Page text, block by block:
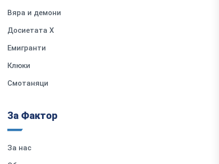
Вяра и демони
Досиетата Х
Емигранти
Клюки
Смотаняци
За Фактор
За нас